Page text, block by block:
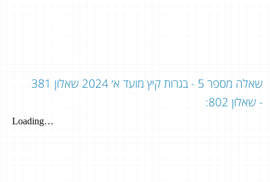
שאלה מספר 5 - בגרות קיץ מועד א׳ 2024 שאלון 381
- שאלון 802: